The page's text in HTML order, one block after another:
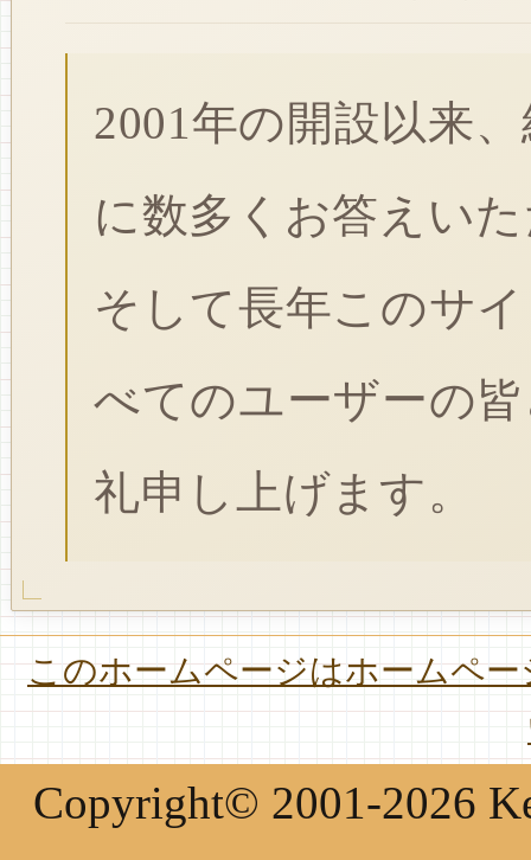
2001年の開設以来
に数多くお答えい
そして長年このサ
べてのユーザーの
礼申し上げます。
このホームページはホームペ
Copyright© 2001-2026